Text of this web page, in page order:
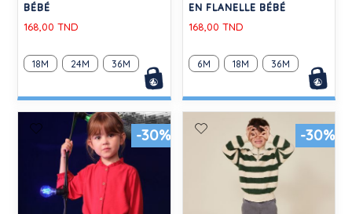
BÉBÉ
168,00 TND
18M 24M 36M
EN FLANELLE BÉBÉ
168,00 TND
6M 18M 36M
-30% -30%